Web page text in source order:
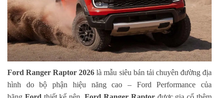
Ford Ranger Raptor 2026 là mẫu siêu bán tải chuyên đường địa
hình do bộ phận hiệu năng cao – Ford Performance của